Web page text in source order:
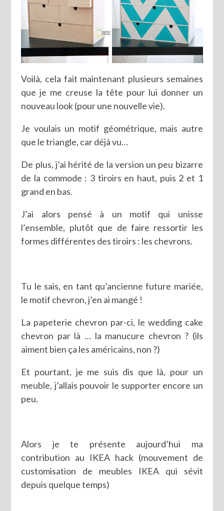
Voilà, cela fait maintenant plusieurs semaines
que je me creuse la tête pour lui donner un
nouveau look (pour une nouvelle vie).
Je voulais un motif géométrique, mais autre
que le triangle, car déjà vu…
De plus, j’ai hérité de la version un peu bizarre
de la commode : 3 tiroirs en haut, puis 2 et 1
grand en bas.
J’ai alors pensé à un motif qui unisse
l’ensemble, plutôt que de faire ressortir les
formes différentes des tiroirs : les chevrons.
Tu le sais, en tant qu’ancienne future mariée,
le motif chevron, j’en ai mangé !
La papeterie chevron par-ci, le wedding cake
chevron par là … la manucure chevron ? (ils
aiment bien ça les américains, non ?)
Et pourtant, je me suis dis que là, pour un
meuble, j’allais pouvoir le supporter encore un
peu.
Alors je te présente aujourd’hui ma
contribution au IKEA hack (mouvement de
customisation de meubles IKEA qui sévit
depuis quelque temps)